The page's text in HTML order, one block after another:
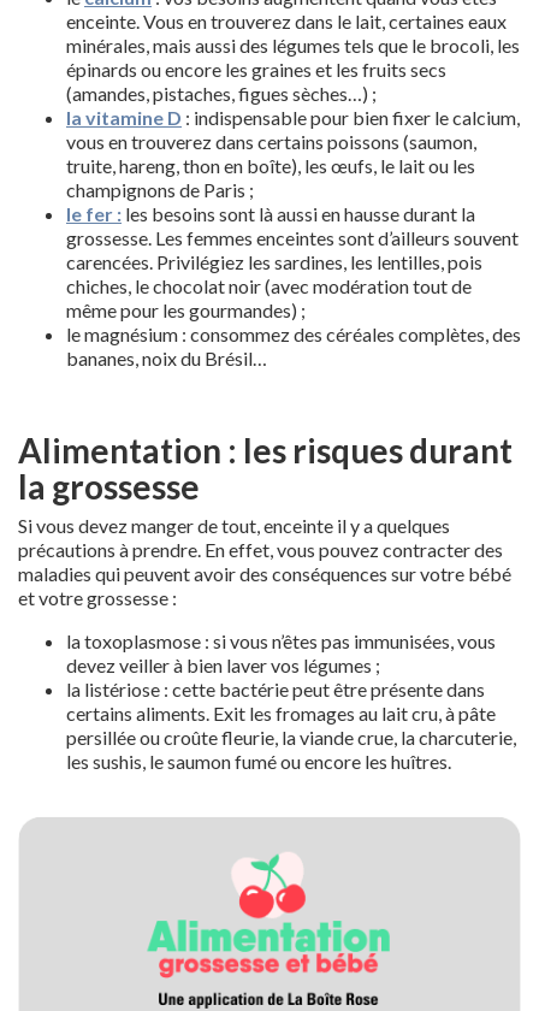
enceinte. Vous en trouverez dans le lait, certaines eaux
minérales, mais aussi des légumes tels que le brocoli, les
épinards ou encore les graines et les fruits secs
(amandes, pistaches, figues sèches…) ;
la vitamine D : indispensable pour bien fixer le calcium,
vous en trouverez dans certains poissons (saumon,
truite, hareng, thon en boîte), les œufs, le lait ou les
champignons de Paris ;
le fer : les besoins sont là aussi en hausse durant la
grossesse. Les femmes enceintes sont d’ailleurs souvent
carencées. Privilégiez les sardines, les lentilles, pois
chiches, le chocolat noir (avec modération tout de
même pour les gourmandes) ;
le magnésium : consommez des céréales complètes, des
bananes, noix du Brésil…
Alimentation : les risques durant
la grossesse
Si vous devez manger de tout, enceinte il y a quelques
précautions à prendre. En effet, vous pouvez contracter des
maladies qui peuvent avoir des conséquences sur votre bébé
et votre grossesse :
la toxoplasmose : si vous n’êtes pas immunisées, vous
devez veiller à bien laver vos légumes ;
la listériose : cette bactérie peut être présente dans
certains aliments. Exit les fromages au lait cru, à pâte
persillée ou croûte fleurie, la viande crue, la charcuterie,
les sushis, le saumon fumé ou encore les huîtres.